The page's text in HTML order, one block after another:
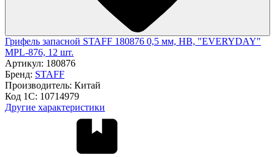
Грифель запасной STAFF 180876 0,5 мм, HB, "EVERYDAY"
MPL-876, 12 шт.
Артикул: 180876
Бренд: STAFF
Производитель: Китай
Код 1С: 10714979
Другие характеристики